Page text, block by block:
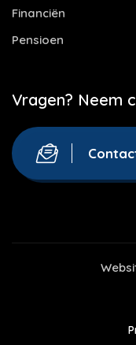
Financiën
Pensioen
Vragen? Neem